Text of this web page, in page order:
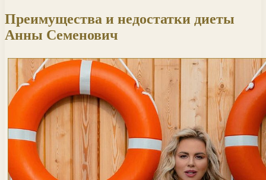
Преимущества и недостатки диеты
Анны Семенович